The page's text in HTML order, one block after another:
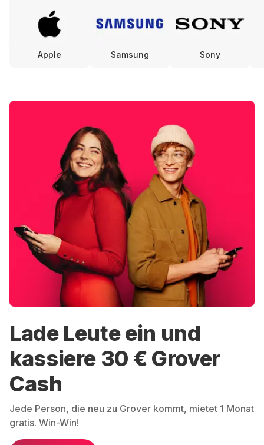
Apple Samsung Sony
Lade Leute ein und
kassiere 30 € Grover
Cash
Jede Person, die neu zu Grover kommt, mietet 1 Monat
gratis. Win-Win!